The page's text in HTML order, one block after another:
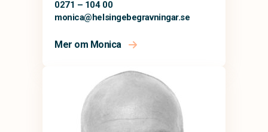
0271 – 104 00
monica@helsingebegravningar.se
Mer om Monica